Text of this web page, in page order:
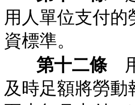
用人單位支付
資標準。
第十二條用
及時足額將勞